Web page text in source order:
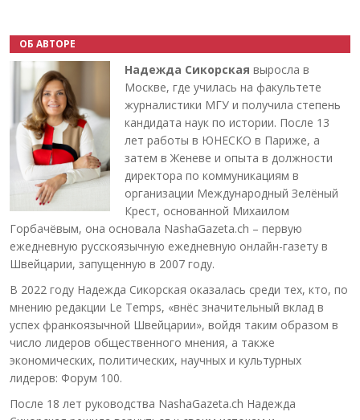
ОБ АВТОРЕ
Надежда Сикорская выросла в
Москве, где училась на факультете
журналистики МГУ и получила степень
кандидата наук по истории. После 13
лет работы в ЮНЕСКО в Париже, а
затем в Женеве и опыта в должности
директора по коммуникациям в
организации Международный Зелёный
Крест, основанной Михаилом
Горбачёвым, она основала NashaGazeta.ch – первую
ежедневную русскоязычную ежедневную онлайн-газету в
Швейцарии, запущенную в 2007 году.
В 2022 году Надежда Сикорская оказалась среди тех, кто, по
мнению редакции Le Temps, «внёс значительный вклад в
успех франкоязычной Швейцарии», войдя таким образом в
число лидеров общественного мнения, а также
экономических, политических, научных и культурных
лидеров: Форум 100.
После 18 лет руководства NashaGazeta.ch Надежда